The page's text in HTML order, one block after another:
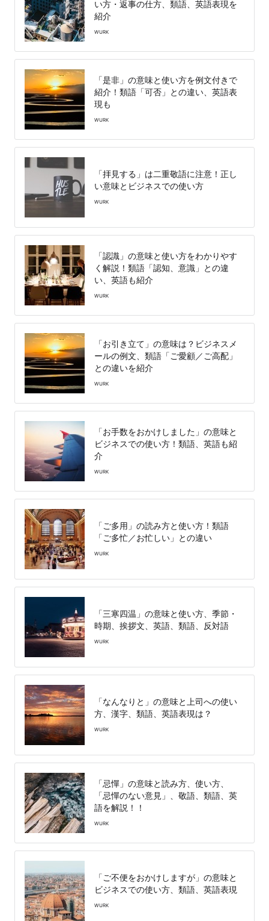
い方・返事の仕方、類語、英語表現を
紹介
WURK
「是非」の意味と使い方を例文付きで
紹介！類語「可否」との違い、英語表
現も
WURK
「拝見する」は二重敬語に注意！正し
い意味とビジネスでの使い方
WURK
「認識」の意味と使い方をわかりやす
く解説！類語「認知、意識」との違
い、英語も紹介
WURK
「お引き立て」の意味は？ビジネスメ
ールの例文、類語「ご愛顧／ご高配」
との違いを紹介
WURK
「お手数をおかけしました」の意味と
ビジネスでの使い方！類語、英語も紹
介
WURK
「ご多用」の読み方と使い方！類語
「ご多忙／お忙しい」との違い
WURK
「三寒四温」の意味と使い方、季節・
時期、挨拶文、英語、類語、反対語
WURK
「なんなりと」の意味と上司への使い
方、漢字、類語、英語表現は？
WURK
「忌憚」の意味と読み方、使い方、
「忌憚のない意見」、敬語、類語、英
語を解説！！
WURK
「ご不便をおかけしますが」の意味と
ビジネスでの使い方、類語、英語表現
WURK